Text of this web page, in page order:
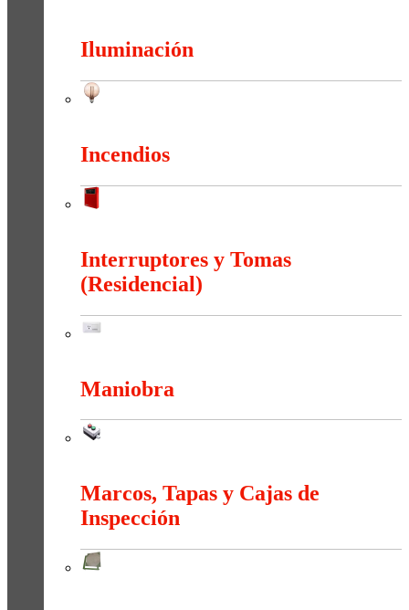
Iluminación
Incendios
Interruptores y Tomas
(Residencial)
Maniobra
Marcos, Tapas y Cajas de
Inspección